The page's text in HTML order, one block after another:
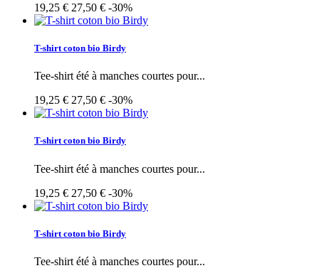
19,25 € 27,50 € -30%
T-shirt coton bio Birdy
Tee-shirt été à manches courtes pour...
19,25 € 27,50 € -30%
T-shirt coton bio Birdy
Tee-shirt été à manches courtes pour...
19,25 € 27,50 € -30%
T-shirt coton bio Birdy
Tee-shirt été à manches courtes pour...